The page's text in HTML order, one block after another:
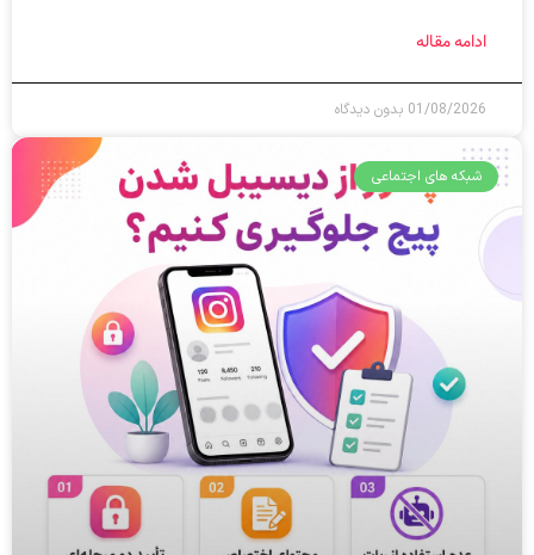
ادامه مقاله
01/08/2026 بدون دیدگاه
شبکه های اجتماعی